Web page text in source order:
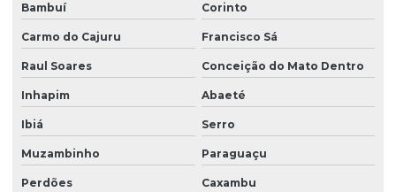
Ventilador siroco embutido
Ventilador siroco industrial
Ventilador siroco plus
Ventilador tipo siroco
Bambuí Corinto
Carmo do Cajuru Francisco Sá
Raul Soares Conceição do Mato Dentro
Inhapim Abaeté
Ibiá Serro
Muzambinho Paraguaçu
Perdões Caxambu